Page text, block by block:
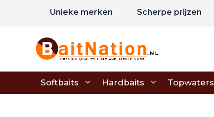
Unieke merken Scherpe prijzen
Softbaits Hardbaits Topwaters